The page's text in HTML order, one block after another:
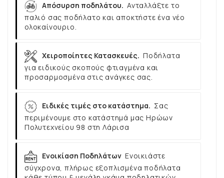
Απόσυρση ποδηλάτου. Ανταλλάξτε το
παλιό σας ποδήλατο και αποκτήστε ένα νέο
ολοκαίνουριο.
Χειροποίητες Κατασκευές. Ποδήλατα
για ειδικούς σκοπούς φτιαγμένα και
προσαρμοσμένα στις ανάγκες σας.
Ειδικές τιμές στο κατάστημα. Σας
περιμένουμε στο κατάστημά μας Ηρώων
Πολυτεχνείου 98 στη Λάρισα
Ενοικίαση Ποδηλάτων Ενοικιάστε
σύγχρονα, πλήρως εξοπλισμένα ποδήλατα